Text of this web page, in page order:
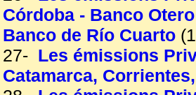
Córdoba - Banco
Banco de Río Cuarto
27- Les émissions
Catamarca,